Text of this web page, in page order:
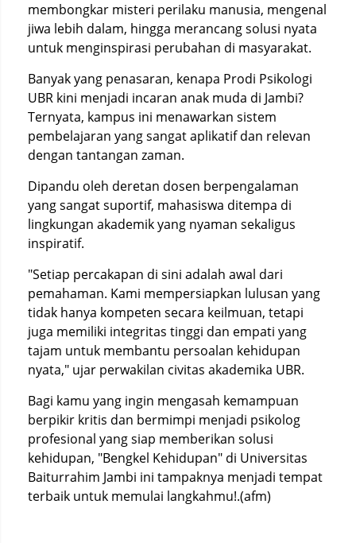
membongkar misteri perilaku manusia, mengenal
jiwa lebih dalam, hingga merancang solusi nyata
untuk menginspirasi perubahan di masyarakat.
Banyak yang penasaran, kenapa Prodi Psikologi
UBR kini menjadi incaran anak muda di Jambi?
Ternyata, kampus ini menawarkan sistem
pembelajaran yang sangat aplikatif dan relevan
dengan tantangan zaman.
Dipandu oleh deretan dosen berpengalaman
yang sangat suportif, mahasiswa ditempa di
lingkungan akademik yang nyaman sekaligus
inspiratif.
"Setiap percakapan di sini adalah awal dari
pemahaman. Kami mempersiapkan lulusan yang
tidak hanya kompeten secara keilmuan, tetapi
juga memiliki integritas tinggi dan empati yang
tajam untuk membantu persoalan kehidupan
nyata," ujar perwakilan civitas akademika UBR.
Bagi kamu yang ingin mengasah kemampuan
berpikir kritis dan bermimpi menjadi psikolog
profesional yang siap memberikan solusi
kehidupan, "Bengkel Kehidupan" di Universitas
Baiturrahim Jambi ini tampaknya menjadi tempat
terbaik untuk memulai langkahmu!.(afm)